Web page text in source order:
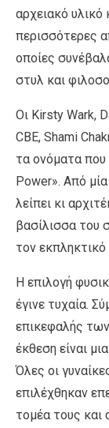
αρχειακό υλικό
περισσότερες
οποίες
στυλ και
Οι Kirsty Wark,
CBE, Shami
τα ονόματα που
Power». Από
λείπει κι
βασίλισσα του
τον
Η επιλογή
έγινε τυχαία.
επικεφαλής
έκθεση είναι
Όλες οι
επιλέχθηκαν
τομέα τους